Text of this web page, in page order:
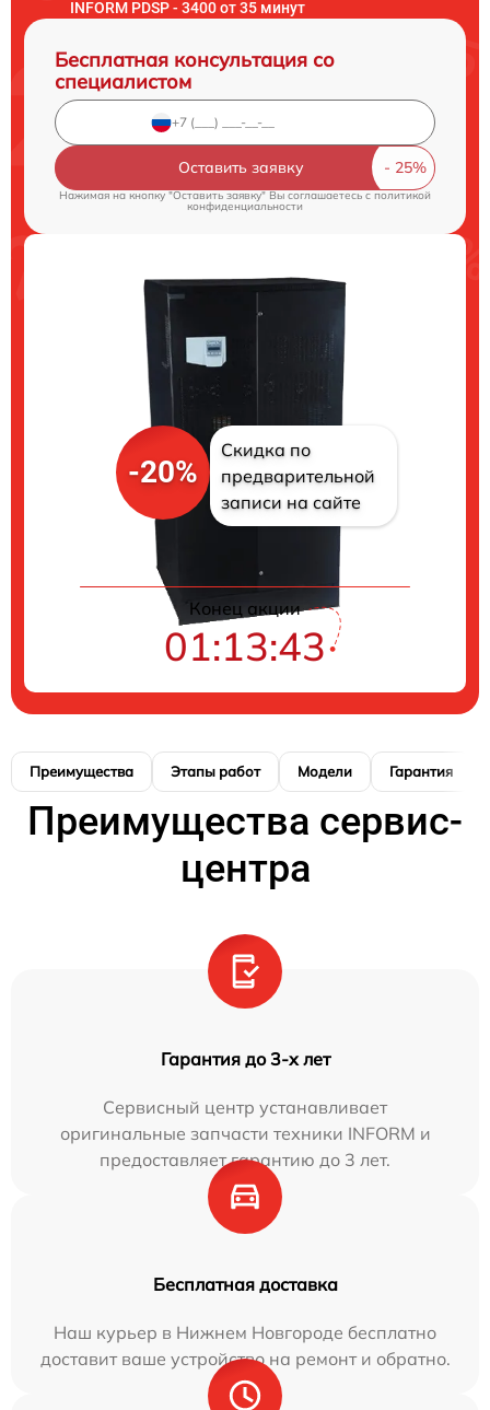
INFORM PDSP - 3400 от 35 минут
Бесплатная консультация со
специалистом
Оставить заявку
Нажимая на кнопку "Оставить заявку" Вы соглашаетесь cполитикой
конфиденциальности
-20%
Скидка по
предварительной
записи на сайте
Конец акции
01:13:42
Преимущества Этапы работ Модели Гарантия
Преимущества сервис-
центра
Гарантия до 3-х лет
Сервисный центр устанавливает
оригинальные запчасти техники INFORM и
предоставляет гарантию до 3 лет.
Бесплатная доставка
Наш курьер в Нижнем Новгороде бесплатно
доставит ваше устройство на ремонт и обратно.